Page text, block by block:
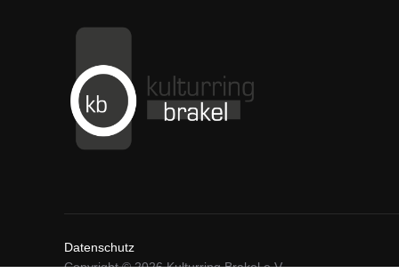
Datenschutz
Copyright © 2026 Kulturring Brakel e.V.